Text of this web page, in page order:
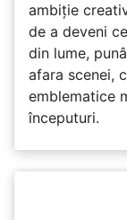
ambiție
de a deveni
din lume,
afara scenei,
emblematice
începuturi.